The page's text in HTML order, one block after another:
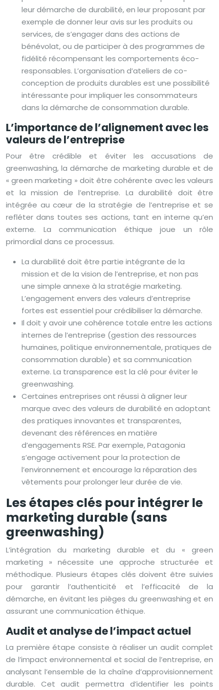
leur démarche de durabilité, en leur proposant par
exemple de donner leur avis sur les produits ou
services, de s’engager dans des actions de
bénévolat, ou de participer à des programmes de
fidélité récompensant les comportements éco-
responsables. L’organisation d’ateliers de co-
conception de produits durables est une possibilité
intéressante pour impliquer les consommateurs
dans la démarche de consommation durable.
L’importance de l’alignement avec les
valeurs de l’entreprise
Pour être crédible et éviter les accusations de
greenwashing, la démarche de marketing durable et de
« green marketing » doit être cohérente avec les valeurs
et la mission de l’entreprise. La durabilité doit être
intégrée au cœur de la stratégie de l’entreprise et se
refléter dans toutes ses actions, tant en interne qu’en
externe. La communication éthique joue un rôle
primordial dans ce processus.
La durabilité doit être partie intégrante de la
mission et de la vision de l’entreprise, et non pas
une simple annexe à la stratégie marketing.
L’engagement envers des valeurs d’entreprise
fortes est essentiel pour crédibiliser la démarche.
Il doit y avoir une cohérence totale entre les actions
internes de l’entreprise (gestion des ressources
humaines, politique environnementale, pratiques de
consommation durable) et sa communication
externe. La transparence est la clé pour éviter le
greenwashing.
Certaines entreprises ont réussi à aligner leur
marque avec des valeurs de durabilité en adoptant
des pratiques innovantes et transparentes,
devenant des références en matière
d’engagements RSE. Par exemple, Patagonia
s’engage activement pour la protection de
l’environnement et encourage la réparation des
vêtements pour prolonger leur durée de vie.
Les étapes clés pour intégrer le
marketing durable (sans
greenwashing)
L’intégration du marketing durable et du « green
marketing » nécessite une approche structurée et
méthodique. Plusieurs étapes clés doivent être suivies
pour garantir l’authenticité et l’efficacité de la
démarche, en évitant les pièges du greenwashing et en
assurant une communication éthique.
Audit et analyse de l’impact actuel
La première étape consiste à réaliser un audit complet
de l’impact environnemental et social de l’entreprise, en
analysant l’ensemble de la chaîne d’approvisionnement
durable. Cet audit permettra d’identifier les points